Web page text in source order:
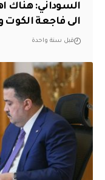
السوداني: هناك
الى فاجعة الكوت
قبل سنة واحدة